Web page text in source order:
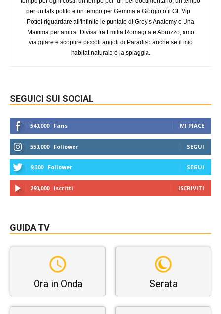
per un talk polito e un tempo per Gemma e Giorgio o il GF Vip.
Potrei riguardare all'infinito le puntate di Grey’s Anatomy e Una
Mamma per amica. Divisa fra Emilia Romagna e Abruzzo, amo
viaggiare e scoprire piccoli angoli di Paradiso anche se il mio
habitat naturale è la spiaggia.
SEGUICI SUI SOCIAL
540,000 Fans MI PIACE
550,000 Follower SEGUI
9,300 Follower SEGUI
290,000 Iscritti ISCRIVITI
GUIDA TV
Ora in Onda Serata